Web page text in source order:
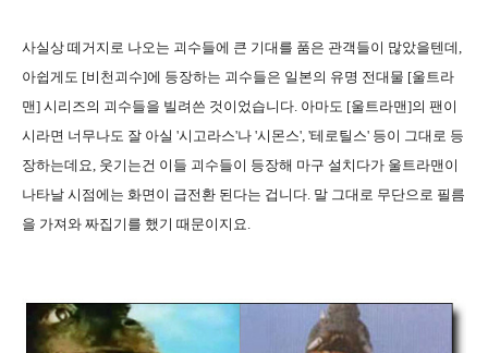
사실상 떼거지로 나오는 괴수들에 큰 기대를 품은 관객들이 많았을텐데,
아쉽게도 [비천괴수]에 등장하는 괴수들은 일본의 유명 전대물 [울트라
맨] 시리즈의 괴수들을 빌려쓴 것이었습니다. 아마도 [울트라맨]의 팬이
시라면 너무나도 잘 아실 '시고라스'나 '시몬스', '테로틸스' 등이 그대로 등
장하는데요, 웃기는건 이들 괴수들이 등장해 마구 설치다가 울트라맨이
나타날 시점에는 화면이 급전환 된다는 겁니다. 말 그대로 무단으로 필름
을 가져와 짜집기를 했기 때문이지요.